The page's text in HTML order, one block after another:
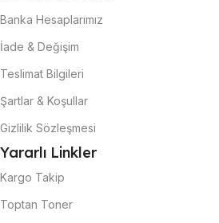
Banka Hesaplarımız
İade & Değişim
Teslimat Bilgileri
Şartlar & Koşullar
Gizlilik Sözleşmesi
Yararlı Linkler
Kargo Takip
Toptan Toner